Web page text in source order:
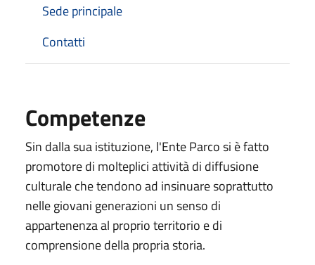
Sede principale
Contatti
Competenze
Sin dalla sua istituzione, l'Ente Parco si è fatto
promotore di molteplici attività di diffusione
culturale che tendono ad insinuare soprattutto
nelle giovani generazioni un senso di
appartenenza al proprio territorio e di
comprensione della propria storia.